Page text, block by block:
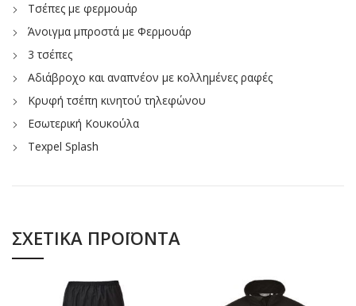
Τσέπες με φερμουάρ
Άνοιγμα μπροστά με Φερμουάρ
3 τσέπες
Αδιάβροχο και αναπνέον με κολλημένες ραφές
Κρυφή τσέπη κινητού τηλεφώνου
Εσωτερική Κουκούλα
Texpel Splash
ΣΧΕΤΙΚΆ ΠΡΟΪΌΝΤΑ